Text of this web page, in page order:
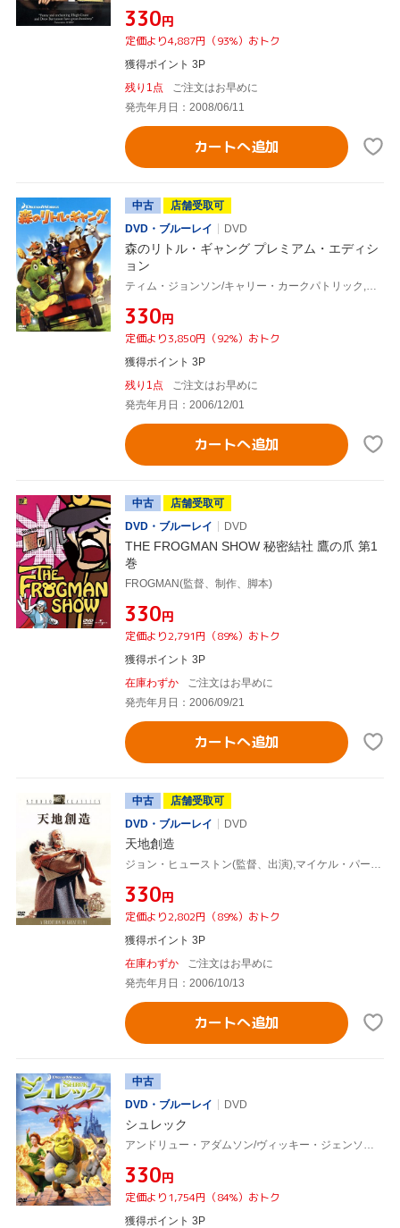
¥330円
定価より4,887円（93%）おトク
獲得ポイント 3P
残り1点
ご注文はお早めに
発売年月日：2008/06/11
カートへ追加
中古
店舗受取可
DVD・ブルーレイ
DVD
森のリトル・ギャング プレミアム・エディシ
ョン
¥330円
定価より3,850円（92%）おトク
獲得ポイント 3P
残り1点
ご注文はお早めに
発売年月日：2006/12/01
カートへ追加
中古
店舗受取可
DVD・ブルーレイ
DVD
THE FROGMAN SHOW 秘密結社 鷹の爪 第1
巻
FROGMAN(監督、制作、脚本)
¥330円
定価より2,791円（89%）おトク
獲得ポイント 3P
在庫わずか
ご注文はお早めに
発売年月日：2006/09/21
カートへ追加
中古
店舗受取可
DVD・ブルーレイ
DVD
天地創造
¥330円
定価より2,802円（89%）おトク
獲得ポイント 3P
在庫わずか
ご注文はお早めに
発売年月日：2006/10/13
カートへ追加
中古
DVD・ブルーレイ
DVD
シュレック
¥330円
定価より1,754円（84%）おトク
獲得ポイント 3P